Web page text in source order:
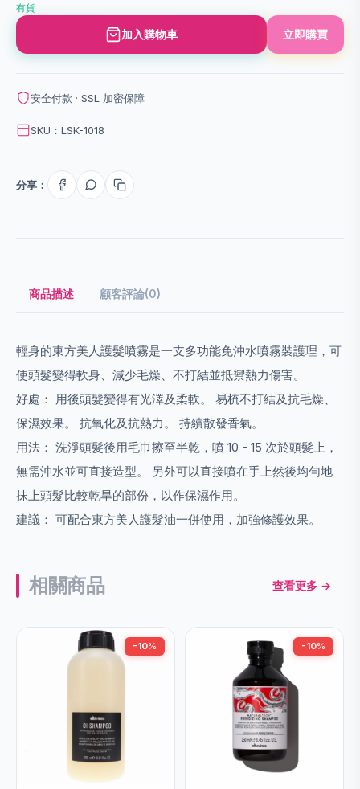
有貨
加入購物車 立即購買
安全付款 · SSL 加密保障
SKU：LSK-1018
分享：
商品描述 顧客評論(0)
輕身的東方美人護髮噴霧是一支多功能免沖水噴霧裝護理，可
使頭髮變得軟身、減少毛燥、不打結並抵禦熱力傷害。
好處： 用後頭髮變得有光澤及柔軟。 易梳不打結及抗毛燥、
保濕效果。 抗氧化及抗熱力。 持續散發香氣。
用法： 洗淨頭髮後用毛巾擦至半乾，噴 10 - 15 次於頭髮上，
無需沖水並可直接造型。 另外可以直接噴在手上然後均勻地
抹上頭髮比較乾旱的部份，以作保濕作用。
建議： 可配合東方美人護髮油一併使用，加強修護效果。
相關商品 查看更多 →
-10% -10%